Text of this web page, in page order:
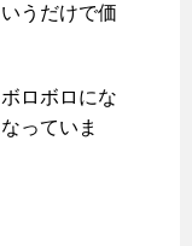
うだけで価
ロボロにな
っていま